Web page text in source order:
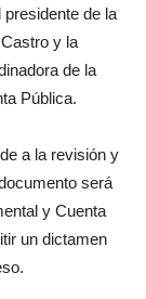
de la
y la
de la
Pública.
a la revisión y
será
y Cuenta
un dictamen